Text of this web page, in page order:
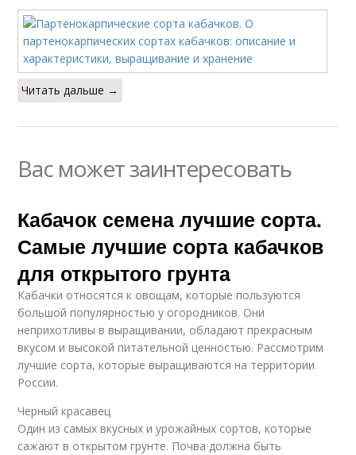
Читать дальше →
Вас может заинтересовать
Кабачок семена лучшие сорта.
Самые лучшие сорта кабачков
для открытого грунта
Кабачки относятся к овощам, которые пользуются
большой популярностью у огородников. Они
неприхотливы в выращивании, обладают прекрасным
вкусом и высокой питательной ценностью. Рассмотрим
лучшие сорта, которые выращиваются на территории
России.
Черный красавец
Один из самых вкусных и урожайных сортов, которые
сажают в открытом грунте. Почва должна быть